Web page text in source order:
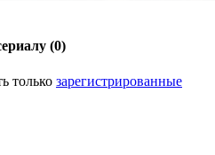
(0)
только зарегистрированные